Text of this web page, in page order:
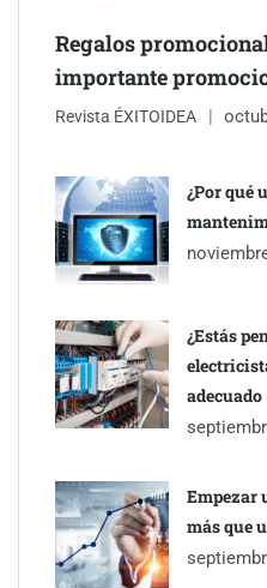
Regalos
importante
Revista ÉXITOIDEA
¿Por qué
¿Estás
adecuado
Empezar
más que